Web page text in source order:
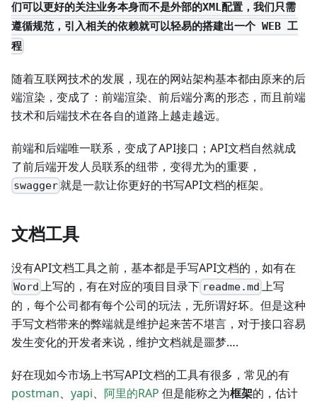
们可以更好的关注业务本身而不是外部的XML配置，我们只需
遵循规范，引入相关的依赖就可以轻易的搭建出一个 WEB 工
程
随着互联网技术的发展，现在的网站架构基本都由原来的后
端渲染，变成了：前端渲染、前后端分离的形态，而且前端
技术和后端技术在各自的道路上越走越远。
前端和后端唯一联系，变成了API接口；API文档自然就成
了前后端开发人员联系的纽带，变得尤为的重要，
swagger就是一款让你更好的书写API文档的框架。
文档工具
没有API文档工具之前，基本都是手写API文档的，如有在
Word 上写的，有在对应的项目目录下 readme.md 上写
的，每个公司都有每个公司的玩法，无所谓好坏。但是这种
手写文档带来的弊端就是维护起来苦不堪言，对于接口容易
发生变化的开发者来说，维护文档就是噩梦….
好在现如今市场上书写API文档的工具有很多，常见的有
postman、 yapi、 阿里的RAP 但是能称之为框架的，估计